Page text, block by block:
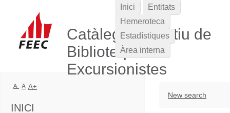
Catàleg Col·lectiu de
Biblioteques
Excursionistes
New search
Inici
Entitats
Hemeroteca
Estadístiques
Àrea interna
A- A A+
INICI